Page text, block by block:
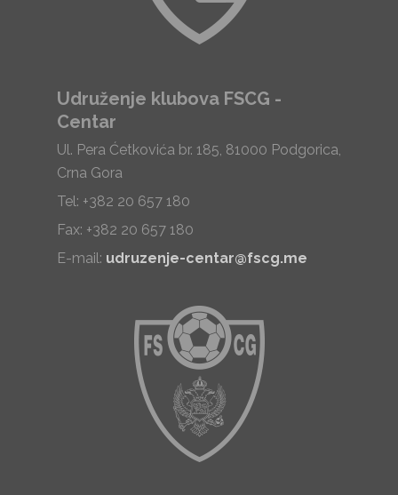
Udruženje klubova FSCG -
Centar
Ul. Pera Ćetkovića br. 185, 81000 Podgorica,
Crna Gora
Tel: +382 20 657 180
Fax: +382 20 657 180
E-mail: udruzenje-centar@fscg.me